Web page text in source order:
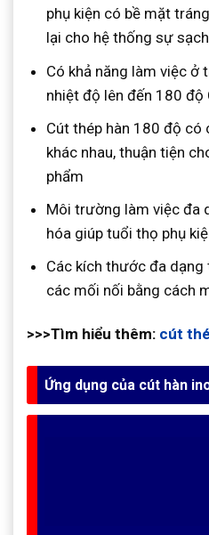
phụ kiện có bề mặt
lại cho hệ thống sự
Có khả năng làm việc
nhiệt độ lên đến 180 độ
Cút thép hàn 180 độ
khác nhau, thuận tiện
phẩm
Môi trường làm việc đa
hóa giúp tuổi thọ phụ
Các kích thước đa
các mối nối bằng cách
>>>Tìm hiểu thêm: cút
Ứng dụng của cút hàn